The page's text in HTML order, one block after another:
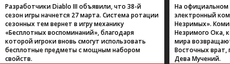
Разработчики Diablo III объявили, что 38-й
сезон игры начнется 27 марта. Система ротации
сезонных тем вернет в игру механику
«Бесплотных воспоминаний», благодаря
которой игроки вновь смогут использовать
бесплотные предметы с мощным набором
свойств.
На официальном
электронный
Незримых».
Незримого Ока,
мира
Восточных
Дева Мучений.